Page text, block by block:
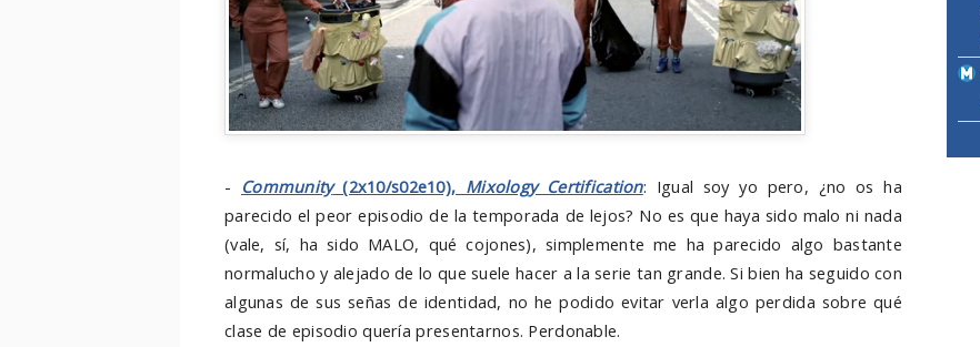
- Community(2x10/s02e10), Mixology Certification: Igual soy yo pero, ¿no os ha
parecido el peor episodio de la temporada de lejos? No es que haya sido malo ni nada
(vale, sí, ha sido MALO, qué cojones), simplemente me ha parecido algo bastante
normalucho y alejado de lo que suele hacer a la serie tan grande. Si bien ha seguido con
algunas de sus señas de identidad, no he podido evitar verla algo perdida sobre qué
clase de episodio quería presentarnos. Perdonable.